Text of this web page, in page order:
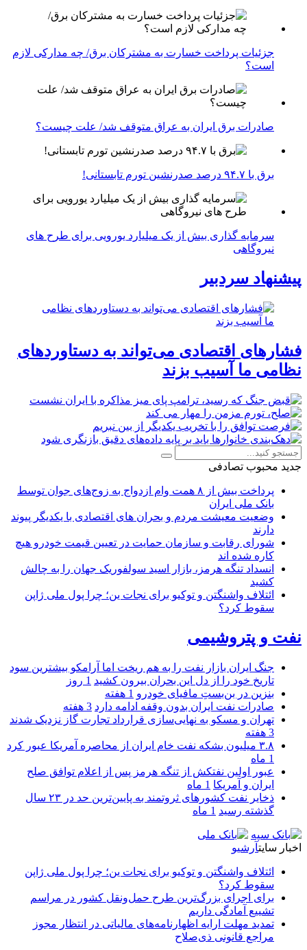
جزئیات پرداخت خسارت به مشترکان برق/ چه مدارکی لازم
است؟
صادرات برق ایران به عراق متوقف شد/ علت چیست؟
برق با ۹۴.۷ درصد صدرنشین تورم تابستانی!
سرمایه گذاری بیش از یک میلیارد یورویی برای طرح های
نیروگاهی
پیشنهاد سردبیر
فشارهای اقتصادی می‌تواند به دستاوردهای
نظامی ما آسیب بزند
جدید محبوب تصادفی
پرداخت بیش از ۸ همت وام ازدواج به زوج‌های جوان توسط
بانک ملی ایران
وضعیت معیشت مردم و بحران های اقتصادی با یکدیگر پیوند
دارند
شورای رقابت و سازمان حمایت در تعیین قیمت خودرو هیچ
کاره شده اند
انسداد تنگه هرمز، بازار اسید سولفوریک جهان را به چالش
کشید
ائتلاف واشنگتن و توکیو برای نجات ین؛ چرا پول ملی ژاپن
سقوط کرد؟
نفت و پتروشیمی
جنگ ایران بازار نفت را به هم ریخت اما آرامکو بیشترین سود
تاریخ خود را از دل این بحران بیرون کشید 1 روز
بنزین در بن‌بستِ مافیای خودرو 1 هفته
صادرات نفت ایران بدون وقفه ادامه دارد 3 هفته
تهران و مسکو به نهایی‌سازی قرارداد تجارت گاز نزدیک شدند
3 هفته
۳.۸ میلیون بشکه نفت خام ایران از محاصره آمریکا عبور کرد
1 ماه
عبور اولین نفتکش از تنگه هرمز پس از اعلام توافق صلح
ایران و آمریکا 1 ماه
ذخایر نفت کشورهای ثروتمند به پایین‌ترین حد در ۲۳ سال
گذشته رسید 1 ماه
اخبار سایتآرشیو
ائتلاف واشنگتن و توکیو برای نجات ین؛ چرا پول ملی ژاپن
سقوط کرد؟
برای اجرای بزرگ‌ترین طرح حمل‌ونقل کشور در مراسم
تشییع آمادگی داریم
تمدید مهلت ارایه اظهارنامه‌های مالیاتی در انتظار مجوز
مراجع قانونی ذی‌‏صلاح